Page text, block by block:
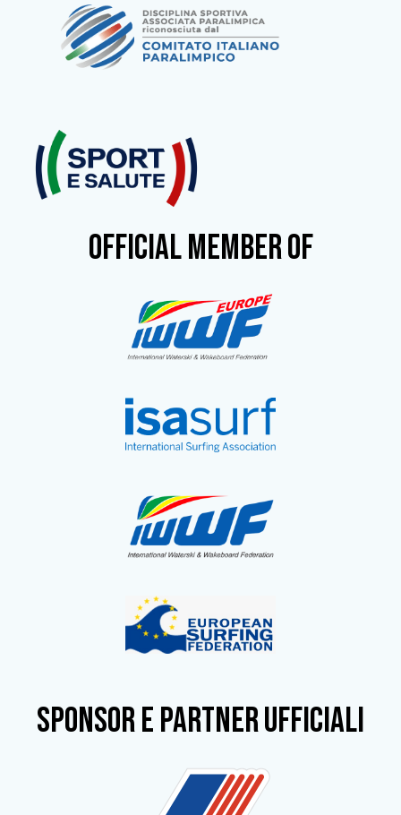
OFFICIAL MEMBER OF
SPONSOR e partner ufficiali